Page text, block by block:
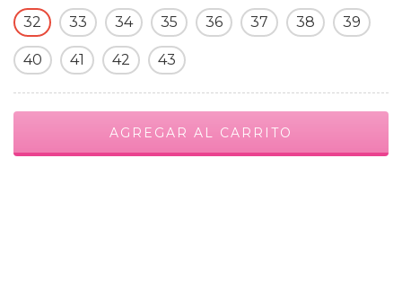
32 33 34 35 36 37 38 39
40 41 42 43